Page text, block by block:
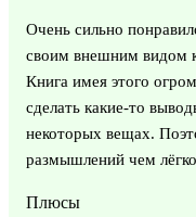
Очень сильно
своим внешним видом
Книга имея этого
сделать какие-то
некоторых вещах.
размышлений чем
Плюсы